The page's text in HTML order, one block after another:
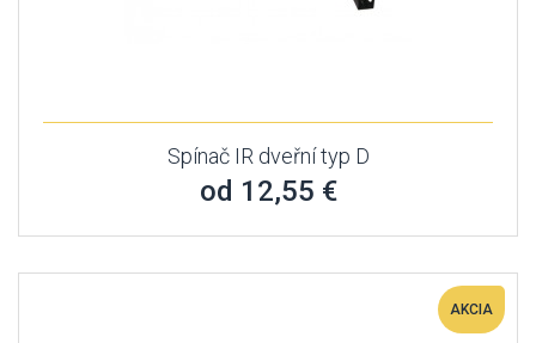
Spínač IR dveřní typ D
od 12,55 €
AKCIA